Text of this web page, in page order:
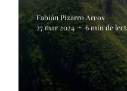
Fabián Pizarro Arcos
27 mar 2024
6 min de